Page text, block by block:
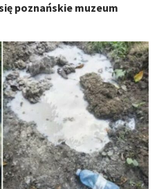
poznańskie muzeum